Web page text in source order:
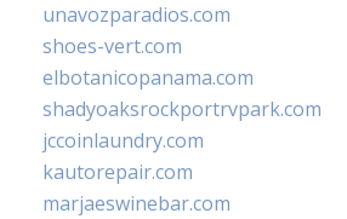
unavozparadios.com
shoes-vert.com
elbotanicopanama.com
shadyoaksrockportrvpark.com
jccoinlaundry.com
kautorepair.com
marjaeswinebar.com